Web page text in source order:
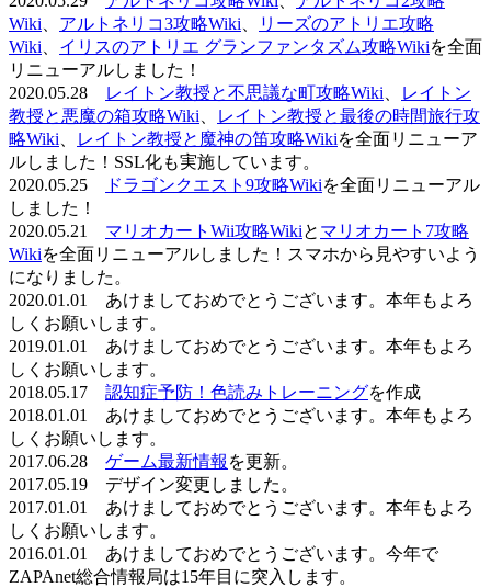
Wiki
アルトネリコ3攻略Wiki
リーズのアトリエ攻略
Wiki
イリスのアトリエ グランファンタズム攻略Wikiを全面
リニューアルしました！
2020.05.28
レイトン教授と不思議な町攻略Wiki
レイトン
教授と悪魔の箱攻略Wiki
レイトン教授と最後の時間旅行攻
略Wiki
レイトン教授と魔神の笛攻略Wikiを全面リニューア
ルしました！SSL化も実施しています。
2020.05.25
ドラゴンクエスト9攻略Wikiを全面リニューアル
しました！
2020.05.21 マリオカートWii攻略Wikiと マリオカート7攻略
Wikiを全面リニューアルしました！スマホから見やすいよう
になりました。
2020.01.01 あけましておめでとうございます。本年もよろ
しくお願いします。
2019.01.01 あけましておめでとうございます。本年もよろ
しくお願いします。
2018.05.17 認知症予防！色読みトレーニングを作成
2018.01.01 あけましておめでとうございます。本年もよろ
しくお願いします。
2017.06.28 ゲーム最新情報 を更新。
2017.05.19 デザイン変更しました。
2017.01.01 あけましておめでとうございます。本年もよろ
しくお願いします。
2016.01.01 あけましておめでとうございます。今年で
ZAPAnet総合情報局は15年目に突入します。